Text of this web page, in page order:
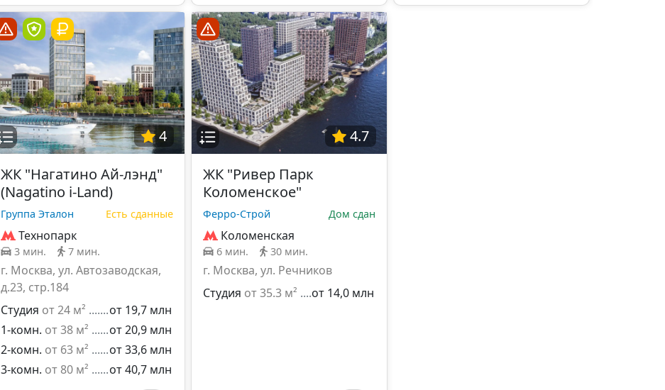
4
ЖК "Нагатино Ай-лэнд"
(Nagatino i-Land)
Группа Эталон Есть сданные
Технопарк
3 мин. 7 мин.
г. Москва, ул. Автозаводская,
д.23, стр.184
Студия от 24 м²
от 19,7 млн
1-комн. от 38 м²
от 20,9 млн
2-комн. от 63 м²
от 33,6 млн
3-комн. от 80 м² от 40,7 млн
4.7
ЖК "Ривер Парк
Коломенское"
Ферро-Строй Дом сдан
Коломенская
6 мин. 30 мин.
г. Москва, ул. Речников
Студия от 35.3 м² от 14,0 млн